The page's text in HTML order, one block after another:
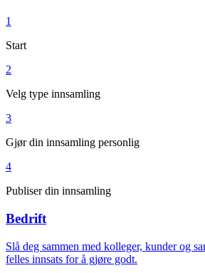
1
Start
2
Velg type innsamling
3
Gjør din innsamling personlig
4
Publiser din innsamling
Bedrift
Slå deg sammen med kolleger, kunder og
felles innsats for å gjøre godt.